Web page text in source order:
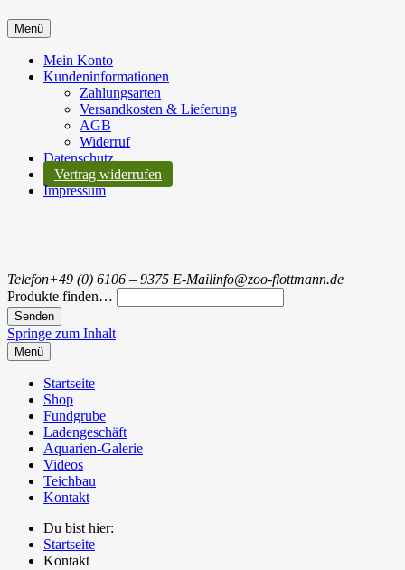
Menü
Mein Konto
Kundeninformationen
Zahlungsarten
Versandkosten & Lieferung
AGB
Widerruf
Datenschutz
Vertrag widerrufen
Impressum
Telefon+49 (0) 6106 – 9375 E-Mailinfo@zoo-flottmann.de
Produkte finden…
Springe zum Inhalt
Menü
Startseite
Shop
Fundgrube
Ladengeschäft
Aquarien-Galerie
Videos
Teichbau
Kontakt
Du bist hier:
Startseite
Kontakt